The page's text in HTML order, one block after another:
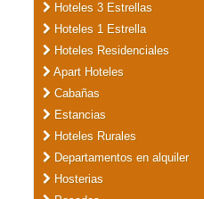
Hoteles 3 Estrellas
Hoteles 1 Estrella
Hoteles Residenciales
Apart Hoteles
Cabañas
Estancias
Hoteles Rurales
Departamentos en alquiler
Hosterias